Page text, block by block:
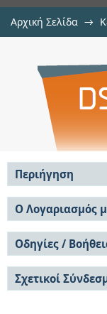
Αρχική Σελίδα →
Περιήγηση
Σε όλο το DSpace
Κοινότητες &
Ανά Ημερομηνία
Έκδοσης
Συγγραφείς
Τίτλοι
Θέματα
Ο Λογαριασμός
Σύνδεση
Εγγραφή
Οδηγίες /
Οδηγίες Υποβολής
Οδηγίες Χρήσης ΙΑ
Συχνές Ερωτήσεις
Σχετικοί